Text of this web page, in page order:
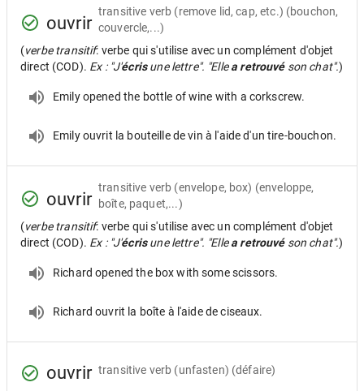
ouvrir
transitive verb (remove lid, cap, etc.) (bouchon,
couvercle,...)
(verbe transitif: verbe qui s'utilise avec un complément d'objet
direct (COD). Ex : "J'écrisune lettre". "Ellea retrouvéson chat".)
Emily opened the bottle of wine with a corkscrew.
Emily ouvrit la bouteille de vin à l'aide d'un tire-bouchon.
ouvrir
transitive verb (envelope, box) (enveloppe,
boîte, paquet,...)
(verbe transitif: verbe qui s'utilise avec un complément d'objet
direct (COD). Ex : "J'écrisune lettre". "Ellea retrouvéson chat".)
Richard opened the box with some scissors.
Richard ouvrit la boîte à l'aide de ciseaux.
ouvrir transitive verb (unfasten) (défaire)